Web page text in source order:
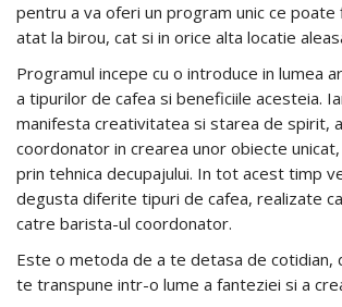
pentru a va oferi un program unic ce
atat la birou, cat si in orice alta locatie
Programul incepe cu o introduce in lumea
a tipurilor de cafea si beneficiile acesteia.
manifesta creativitatea si starea de spirit,
coordonator in crearea unor obiecte
prin tehnica decupajului. In tot acest timp
degusta diferite tipuri de cafea, realizate
catre barista-ul coordonator.
Este o metoda de a te detasa de cotidian,
te transpune intr-o lume a fanteziei si a